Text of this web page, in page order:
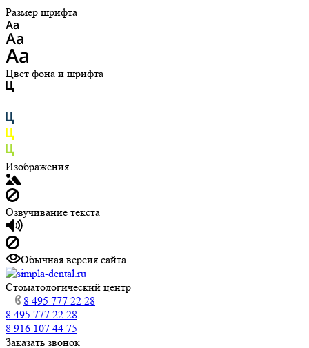
Размер шрифта
Цвет фона и шрифта
Изображения
Озвучивание текста
Обычная версия сайта
Cтоматологический центр
8 495 777 22 28
8 495 777 22 28
8 916 107 44 75
Заказать звонок